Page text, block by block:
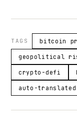
TAGS bitcoin
geopolitical
crypto-defi
auto-translated